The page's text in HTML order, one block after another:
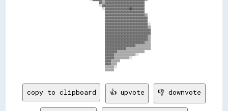
                                          ▓▓▒▒▓▓▓▓▓▓▓▓▓▓▓▓▓▓▓▓▓▓▓▓▓▓▓▓▓▓
                                          ░░▓▓▓▓▓▓▓▓▓▓▓▓▓▓▓▓▓▓▓▓▓▓▓▓▓▓▓▓
                                            ░░▓▓▓▓▓▓▓▓▓▓▓▓▓▓▓▓██▓▓▓▓▓▓▓▓
                                              ▓▓▓▓▓▓▓▓▓▓▓▓▓▓▓▓▓▓▓▓▓▓▓▓▓▓
                                              ▓▓▓▓▓▓▓▓▓▓▓▓▓▓▓▓▓▓▓▓▓▓▓▓▓▓▒▒
                                              ▓▓▓▓▓▓▓▓▓▓▓▓▓▓▓▓▓▓▓▓▓▓▓▓▓▓▓▓
                                              ▓▓▓▓▓▓▓▓▓▓▓▓▓▓▓▓▓▓▓▓▓▓▓▓▓▓▓▓
                                              ▓▓▓▓▓▓▓▓▓▓▓▓▓▓▓▓▓▓▓▓▓▓▓▓▓▓▓▓░░
                                              ▓▓▓▓▓▓▓▓▓▓▓▓▓▓▓▓▓▓▓▓▓▓▓▓▓▓▓▓▒▒
                                              ▓▓▓▓▓▓▓▓▓▓▓▓▓▓▓▓▓▓▓▓▓▓▓▓▓▓▓▓▓▓
                                              ▓▓▓▓▓▓▓▓▓▓▓▓▓▓▓▓▓▓▓▓▓▓▓▓▓▓▓▓▓▓
                                              ▓▓▓▓▓▓▓▓▓▓▓▓▓▓▓▓▓▓▓▓▓▓▓▓▓▓▓▓▒▒
                                              ▓▓▓▓▓▓▓▓▓▓▓▓▓▓▓▓▓▓▓▓▓▓▓▓▓▓▓▓▒▒
                                              ▓▓▓▓▓▓▓▓▓▓▓▓▓▓▓▓▓▓▓▓▓▓▓▓▓▓▒▒▒▒
                                              ▓▓▓▓▓▓▓▓▓▓▓▓▓▓▓▓▓▓▓▓▒▒▒▒▒▒▒▒▒▒
                                              ▓▓▓▓▓▓▓▓▓▓▓▓▓▓▒▒▒▒▒▒▒▒▒▒▒▒▒▒▒▒
                                              ▓▓▓▓▓▓▓▓▒▒▒▒▒▒▒▒▒▒▒▒▒▒▒▒▒▒
                                              ▓▓▓▓▓▓▒▒▒▒▒▒▒▒▒▒▒▒▒▒░░
                                              ▓▓▓▓▓▓▒▒▒▒▒▒▒▒▒▒░░
                                              ▓▓▓▓▒▒▒▒▒▒
                                              ▓▓▓▓▒▒▒▒
                                              ▒▒▒▒▒▒░░
copy to clipboard 👍 upvote 👎 downvote